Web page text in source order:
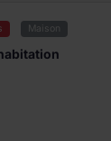
Maison